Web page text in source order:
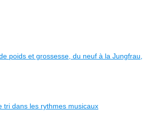
poids et grossesse, du neuf à la Jungfrau,
tri dans les rythmes musicaux